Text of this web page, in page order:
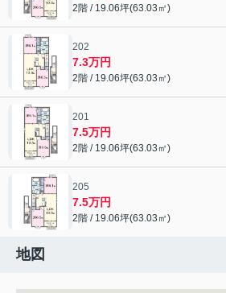
2階 / 19.06坪(63.03㎡)
202
7.3万円
2階 / 19.06坪(63.03㎡)
201
7.5万円
2階 / 19.06坪(63.03㎡)
205
7.5万円
2階 / 19.06坪(63.03㎡)
地図